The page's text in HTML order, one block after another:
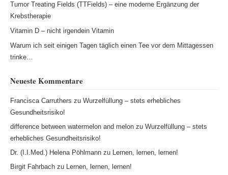
Tumor Treating Fields (TTFields) – eine moderne Ergänzung der
Krebstherapie
Vitamin D – nicht irgendein Vitamin
Warum ich seit einigen Tagen täglich einen Tee vor dem Mittagessen
trinke…
Neueste Kommentare
Francisca Carruthers zu Wurzelfüllung – stets erhebliches
Gesundheitsrisiko!
difference between watermelon and melonzu Wurzelfüllung – stets
erhebliches Gesundheitsrisiko!
Dr. (I.I.Med.) Helena Pöhlmannzu Lernen, lernen, lernen!
Birgit Fahrbachzu Lernen, lernen, lernen!